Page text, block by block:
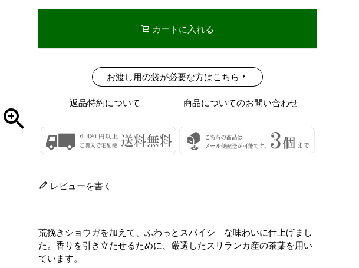
カートに入れる
お渡し用の袋が必要な方はこちら
返品特約について 商品についてのお問い合わせ
レビューを書く
荒挽きショウガを加えて、ふわっとスパイシ―な味わいに仕上げまし
た。香りを引き立たせるために、厳選したスリランカ産の茶葉を用い
ています。